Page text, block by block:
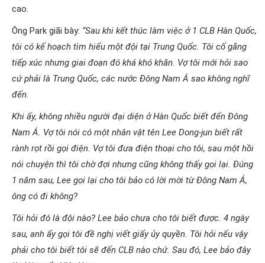
cao.
Ông Park giãi bày: “Sau khi kết thúc làm việc ở 1 CLB Hàn Quốc,
tôi có kế hoạch tìm hiểu một đội tại Trung Quốc. Tôi cố gắng
tiếp xúc nhưng giai đoạn đó khá khó khăn. Vợ tôi mới hỏi sao
cứ phải là Trung Quốc, các nước Đông Nam Á sao không nghĩ
đến.
Khi ấy, không nhiều người đại diện ở Hàn Quốc biết đến Đông
Nam Á. Vợ tôi nói có một nhân vật tên Lee Dong-jun biết rất
rành rọt rồi gọi điện. Vợ tôi đưa điện thoại cho tôi, sau một hồi
nói chuyện thì tôi chờ đợi nhưng cũng không thấy gọi lại. Đúng
1 năm sau, Lee gọi lại cho tôi bảo có lời mời từ Đông Nam Á,
ông có đi không?
Tôi hỏi đó là đội nào? Lee bảo chưa cho tôi biết được. 4 ngày
sau, anh ấy gọi tôi đề nghị viết giấy ủy quyền. Tôi hỏi nếu vậy
phải cho tôi biết tôi sẽ đến CLB nào chứ. Sau đó, Lee bảo đây